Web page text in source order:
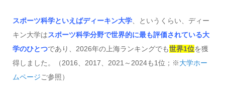
スポーツ科学といえばディーキン大学、というくらい、ディー
キン大学はスポーツ科学分野で世界的に最も評価されている大
学のひとつであり、2026年の上海ランキングでも世界1位を獲
得しました。（2016、2017、2021～2024も1位；※大学ホー
ムページご参照）